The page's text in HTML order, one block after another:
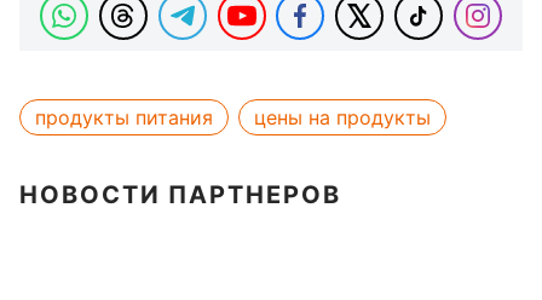
продукты питания цены на продукты
НОВОСТИ ПАРТНЕРОВ